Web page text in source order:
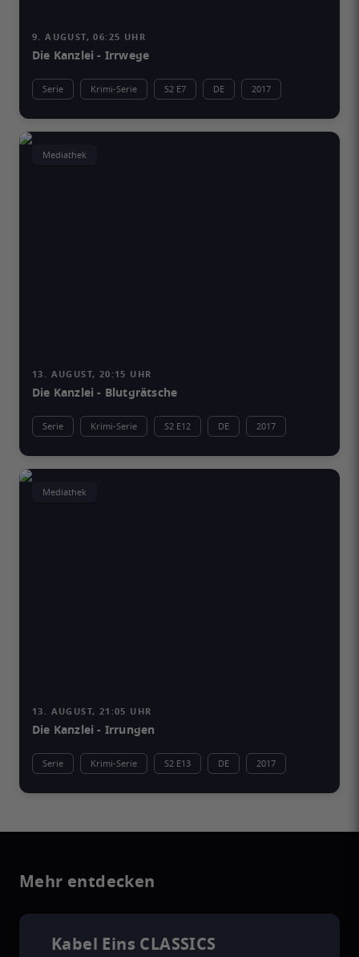
9. AUGUST, 06:25 UHR
Die Kanzlei - Irrwege
Serie Krimi-Serie S2 E7 DE 2017
Mediathek
13. AUGUST, 20:15 UHR
Die Kanzlei - Blutgrätsche
Serie Krimi-Serie S2 E12 DE 2017
Mediathek
13. AUGUST, 21:05 UHR
Die Kanzlei - Irrungen
Serie Krimi-Serie S2 E13 DE 2017
Mehr entdecken
Kabel Eins CLASSICS